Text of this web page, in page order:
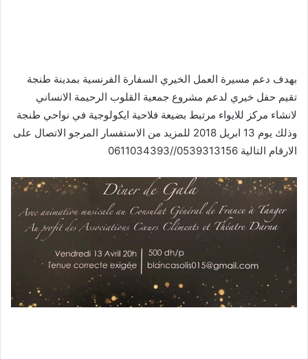
بهدف دعم مسيرة العمل الخيري السفارة الفرنسية بمدينة طنجة
تقيم حفل خيري لدعم مشروع جمعية القلوب الرحيمة الانساني
لانشاء مركز للايواء مرتبط بضيعة فلاحية ايكولوجية في نواحي طنجة
وذلك يوم 13 ابريل 2018 للمزيد من الاستفسار المرجو الاتصال على
الارقام التالية 0539313156//0611034393